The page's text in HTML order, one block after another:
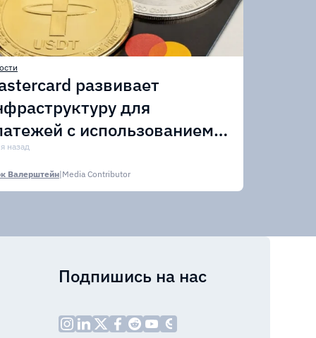
развивает
для
с использованием
назад
Валерштейн|Media Contributor
Подпишись на нас